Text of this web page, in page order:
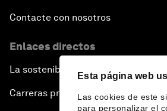
Esta página web
Las cookies de este
para personalizar el
Contacte con nosotros
Enlaces directos
La sostenibilidad en el Foro
Carreras profesionales